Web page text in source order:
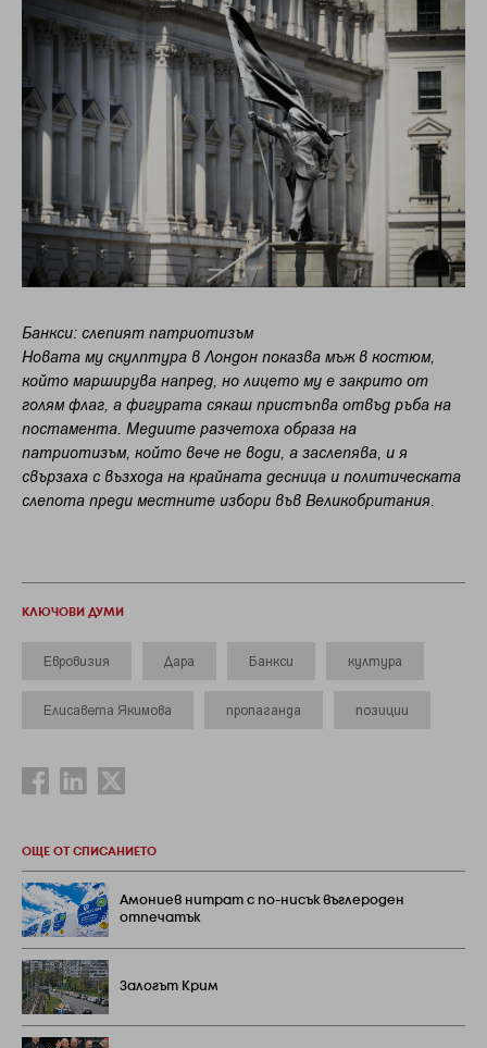
Банкси: слепият патриотизъм
Новата му скулптура в Лондон показва мъж в костюм,
който марширува напред, но лицето му е закрито от
голям флаг, а фигурата сякаш пристъпва отвъд ръба на
постамента. Медиите разчетоха образа на
патриотизъм, който вече не води, а заслепява, и я
свързаха с възхода на крайната десница и политическата
слепота преди местните избори във Великобритания.
КЛЮЧОВИ ДУМИ
Евровизия Дара Банкси култура
Елисавета Якимова пропаганда позиции
ОЩЕ ОТ СПИСАНИЕТО
Амониев нитрат с по-нисък въглероден
отпечатък
Залогът Крим